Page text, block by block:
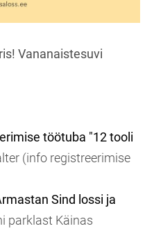
Vananaistesuvi
töötuba "12 tooli
(info registreerimise
Sind lossi ja
parklast Käinas